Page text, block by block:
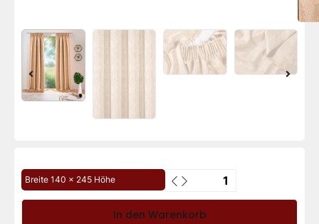
Breite 140 x 245 Höhe
In den Warenkorb